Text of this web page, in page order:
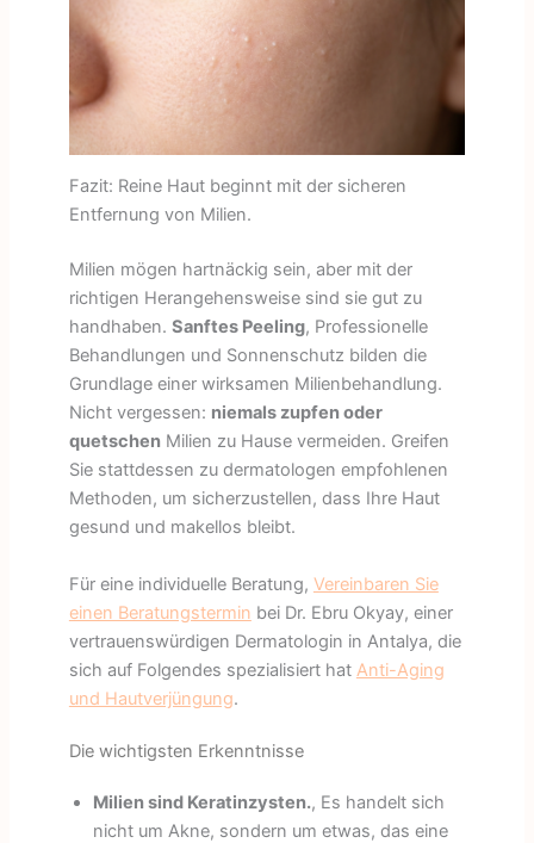
Fazit: Reine Haut beginnt mit der sicheren
Entfernung von Milien.
Milien mögen hartnäckig sein, aber mit der
richtigen Herangehensweise sind sie gut zu
handhaben. Sanftes Peeling, Professionelle
Behandlungen und Sonnenschutz bilden die
Grundlage einer wirksamen Milienbehandlung.
Nicht vergessen: niemals zupfen oder
quetschenMilien zu Hause vermeiden. Greifen
Sie stattdessen zu dermatologen empfohlenen
Methoden, um sicherzustellen, dass Ihre Haut
gesund und makellos bleibt.
Für eine individuelle Beratung, Vereinbaren Sie
einen Beratungstermin bei Dr. Ebru Okyay, einer
vertrauenswürdigen Dermatologin in Antalya, die
sich auf Folgendes spezialisiert hat Anti-Aging
und Hautverjüngung.
Die wichtigsten Erkenntnisse
Milien sind Keratinzysten., Es handelt sich
nicht um Akne, sondern um etwas, das eine